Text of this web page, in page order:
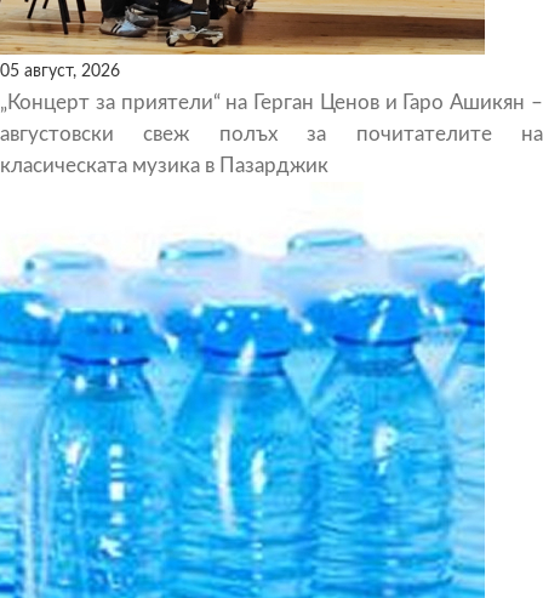
05 август, 2026
„Концерт за приятели“ на Герган Ценов и Гаро Ашикян –
августовски свеж полъх за почитателите на
класическата музика в Пазарджик